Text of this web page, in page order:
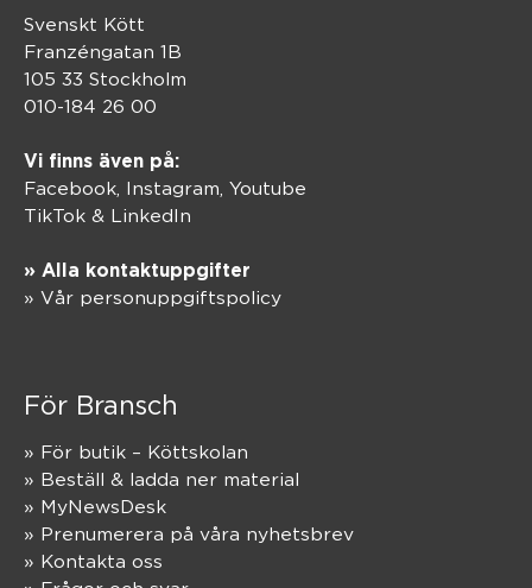
Svenskt Kött
Franzéngatan 1B
105 33 Stockholm
010-184 26 00
Vi finns även på:
Facebook, Instagram Youtube
TikTok & LinkedIn
» Alla kontaktuppgifter
» Vår personuppgiftspolicy
För Bransch
» För butik – Köttskolan
» Beställ & ladda ner material
» MyNewsDesk
» Prenumerera på våra nyhetsbrev
» Kontakta oss